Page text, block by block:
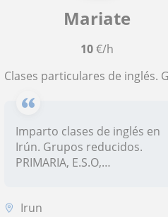
Mariate
10€/h
Clases particulares de inglés. Grupos reducidos. En nuestra academia. Más de veinticinco años de
Imparto clases de inglés en
Irún. Grupos reducidos.
PRIMARIA, E.S.O,
Irun